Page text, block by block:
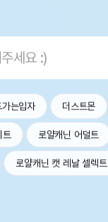
는입자 더스트몬
트 로얄캐닌 어덜트
로얄캐닌 캣 레날 셀렉트